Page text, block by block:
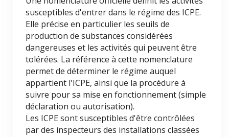
susceptibles d'entrer dans le régime des ICPE.
Elle précise en particulier les seuils de
production de substances considérées
dangereuses et les activités qui peuvent être
tolérées. La référence à cette nomenclature
permet de déterminer le régime auquel
appartient l'ICPE, ainsi que la procédure à
suivre pour sa mise en fonctionnement (simple
déclaration ou autorisation).
Les ICPE sont susceptibles d'être contrôlées
par des inspecteurs des installations classées